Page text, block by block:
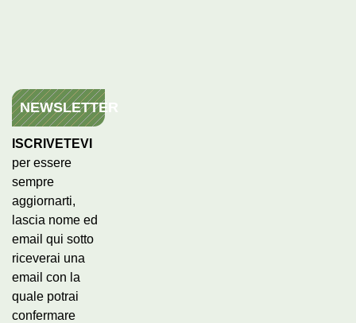
NEWSLETTER
ISCRIVETEVI
per essere
sempre
aggiornarti,
lascia nome ed
email qui sotto
riceverai una
email con la
quale potrai
confermare